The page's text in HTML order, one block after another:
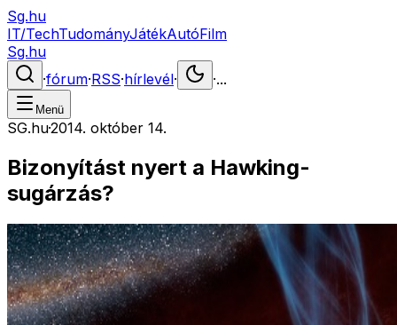
Sg.hu
IT/TechTudományJátékAutóFilm
Sg.hu
·fórum·RSS·hírlevél· ·...
Menü
SG.hu·2014. október 14.
Bizonyítást nyert a Hawking-
sugárzás?